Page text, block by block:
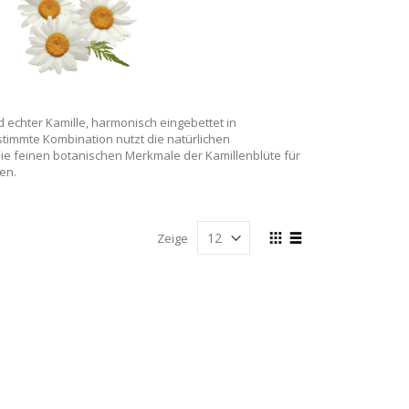
Kamille, harmonisch eingebettet in
Kombination nutzt die natürlichen
feinen botanischen Merkmale der Kamillenblüte für
Anzeigen
Zeige